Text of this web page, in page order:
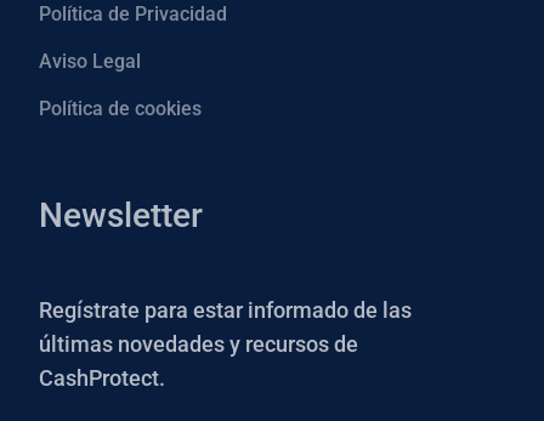
Política de Privacidad
Aviso Legal
Política de cookies
Newsletter
Regístrate para estar informado de las
últimas novedades y recursos de
CashProtect.